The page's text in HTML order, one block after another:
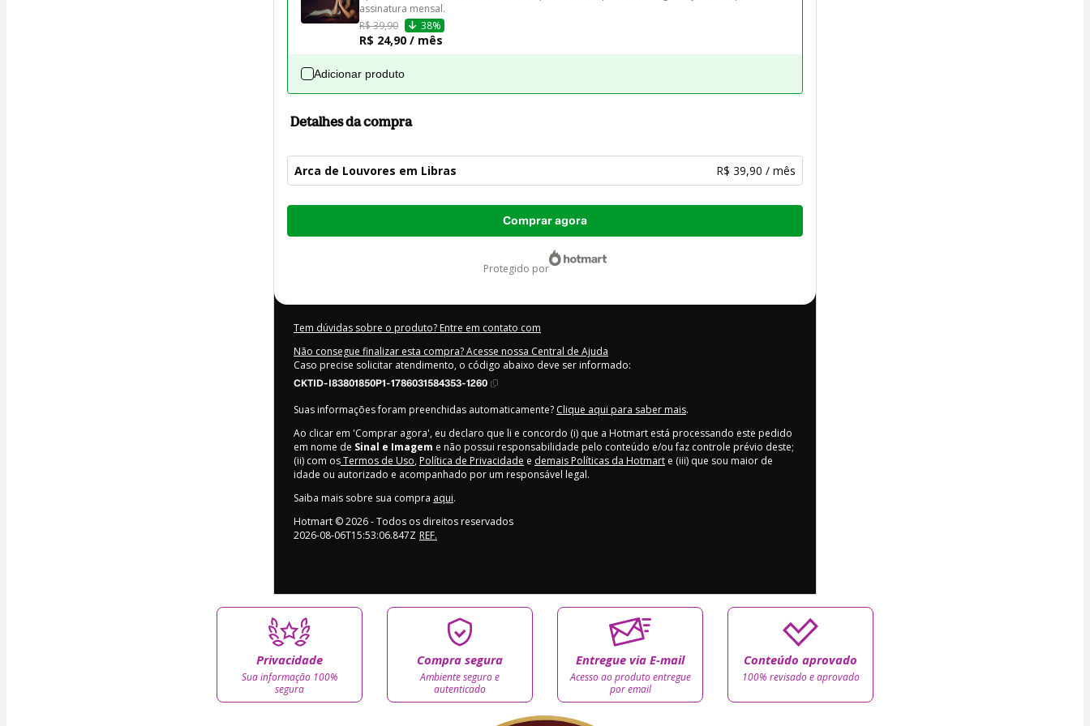
assinatura mensal.
R$ 39,90
38%
R$ 24,90 / mês
Adicionar produto
Detalhes da compra
Arca de Louvores em Libras R$ 39,90 / mês
Total
Comprar agora
protegido por
Tem dúvidas sobre o produto? Entre em contato com
Não consegue finalizar esta compra? Acesse nossa Central de Ajuda
Caso precise solicitar atendimento, o código abaixo deve ser informado:
CKTID-I83801850P1-1786031584353-1260
Suas informações foram preenchidas automaticamente? Clique aqui para saber mais.
Ao clicar em 'Comprar agora', eu declaro que li e concordo (i) que a Hotmart está processando este pedido
em nome de Sinal e Imagem e não possui responsabilidade pelo conteúdo e/ou faz controle prévio deste;
(ii) com osTermos de Uso, Política de Privacidade e demais Políticas da Hotmart e (iii) que sou maior de
idade ou autorizado e acompanhado por um responsável legal.
Saiba mais sobre sua compra aqui.
Hotmart ©2026- Todos os direitos reservados
2026-08-06T15:53:06.847Z REF.
Privacidade
Sua informação 100%
segura
Compra segura
Ambiente seguro e
autenticado
Entregue via E-mail
Acesso ao produto entregue
por email
Conteúdo aprovado
100% revisado e aprovado